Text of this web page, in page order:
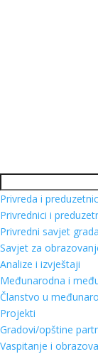
Privreda i
Privrednici i
Privredni savjet
Savjet za
Analize i izvještaji
Međunarodna i
Članstvo u
Projekti
Gradovi/opštine
Vaspitanje i